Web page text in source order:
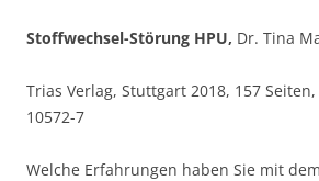
Stoffwechsel-Störung HPU, Dr. Tina
Trias Verlag, Stuttgart 2018, 157 Seiten,
10572-7
Welche Erfahrungen haben Sie mit